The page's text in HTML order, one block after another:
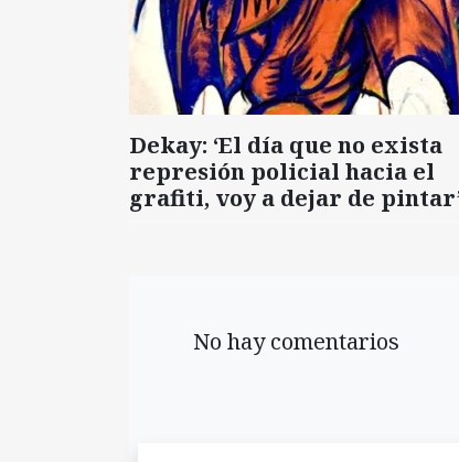
Dekay: ‘El día que no exista
represión policial hacia el
grafiti, voy a dejar de
No hay comentarios